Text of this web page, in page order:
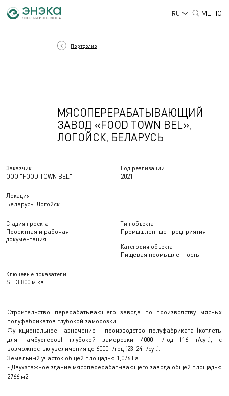
RU МЕНЮ
Заказчик
ООО "FOOD TOWN BEL"
Год реализации
2021
Локация
Беларусь, Логойск
Стадия проекта
Проектная и рабочая
документация
Тип объекта
Промышленные предприятия
Категория объекта
Пищевая промышленность
Ключевые показатели
S = 3 800 м.кв.
Портфолио
МЯСОПЕРЕРАБАТЫВАЮЩИЙ
ЗАВОД «FOOD TOWN BEL»,
ЛОГОЙСК, БЕЛАРУСЬ
Строительство перерабатывающего завода по производству мясных
полуфабрикатов глубокой заморозки.
Функциональное назначение - производство полуфабриката (котлеты
для гамбургеров) глубокой заморозки 4000 т/год (16 т/сут.), с
возможностью увеличения до 6000 т/год (23-24 т/сут.).
Земельный участок общей площадью 1,076 Га
- Двухэтажное здание мясоперерабатывающего завода общей площадью
2766 м2;